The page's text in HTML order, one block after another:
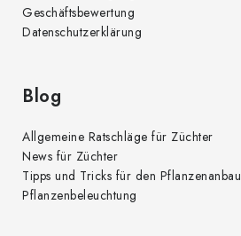
Geschäftsbewertung
Datenschutzerklärung
Blog
Allgemeine Ratschläge für Züchter
News für Züchter
Tipps und Tricks für den Pflanzenanbau
Pflanzenbeleuchtung